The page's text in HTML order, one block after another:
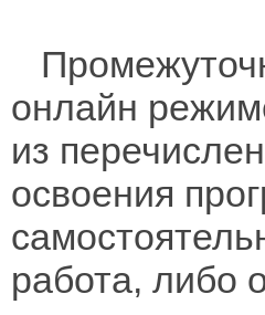
онлайн
из
освоения
работа, либо